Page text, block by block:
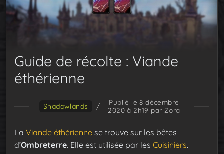
Guide de récolte : Viande
éthérienne
Shadowlands /
Publié le 8 décembre
2020 à 2h19 par Zora
La Viande éthérienne se trouve sur les bêtes
d’Ombreterre. Elle est utilisée par les Cuisiniers.